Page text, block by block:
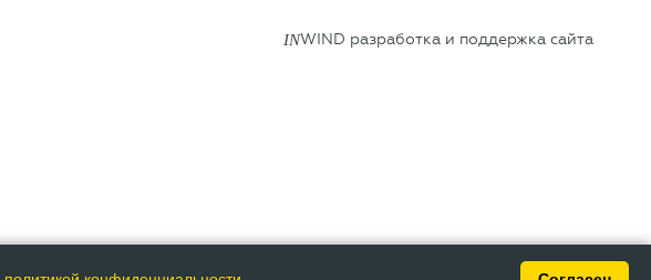
INWIND разработка и поддержка сайта